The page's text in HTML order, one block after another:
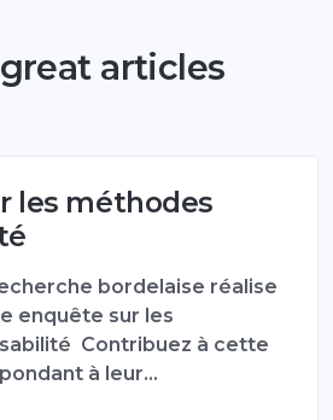
articles
les méthodes
bordelaise réalise
enquête sur les
Contribuez à cette
à leur…